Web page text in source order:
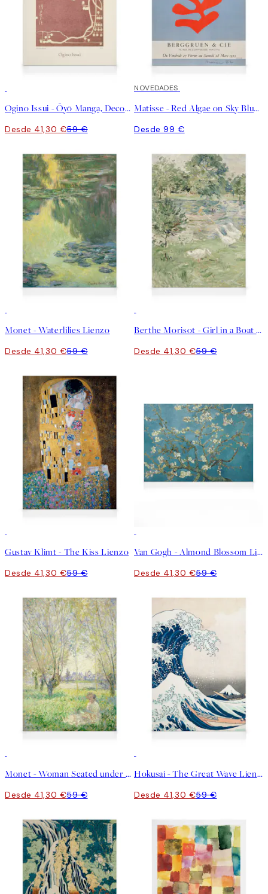
Ogino Issui - Ōyō Manga, Decorative Study Lienzo
Desde 41,30 €59 €
NOVEDADES
Matisse - Red Algae on Sky Blue Background 1952 Lienzo
Desde 99 €
Monet - Waterlilies Lienzo
Desde 41,30 €59 €
Berthe Morisot - Girl in a Boat with Geese Lienzo
Desde 41,30 €59 €
Gustav Klimt - The Kiss Lienzo
Desde 41,30 €59 €
Van Gogh - Almond Blossom Lienzo
Desde 41,30 €59 €
Monet - Woman Seated under the Willows Lienzo
Desde 41,30 €59 €
Hokusai - The Great Wave Lienzo
Desde 41,30 €59 €